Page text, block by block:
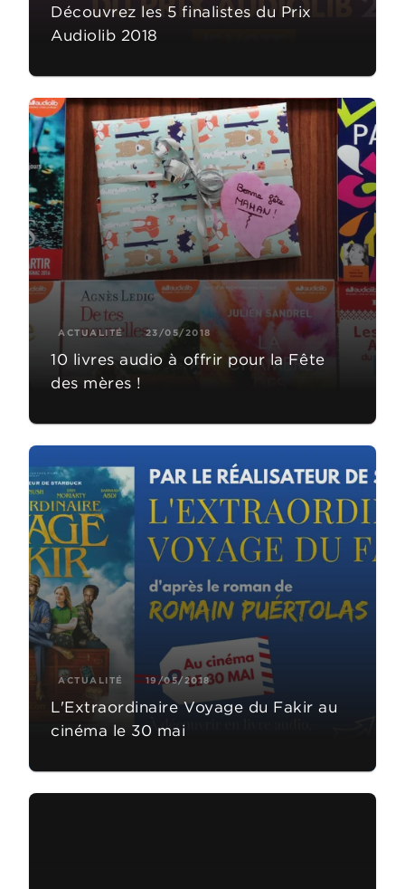
Découvrez les 5 finalistes du Prix
Audiolib 2018
ACTUALITÉ 23/05/2018
10 livres audio à offrir pour la Fête
des mères !
ACTUALITÉ 19/05/2018
L'Extraordinaire Voyage du Fakir au
cinéma le 30 mai